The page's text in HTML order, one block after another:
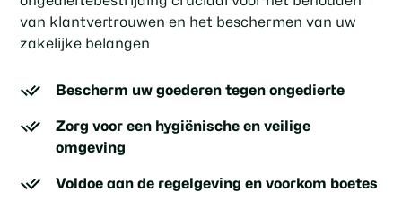
van klantvertrouwen en het beschermen van uw
zakelijke belangen
Bescherm uw goederen tegen ongedierte
Zorg voor een hygiënische en veilige
omgeving
Voldoe aan de regelgeving en voorkom boetes